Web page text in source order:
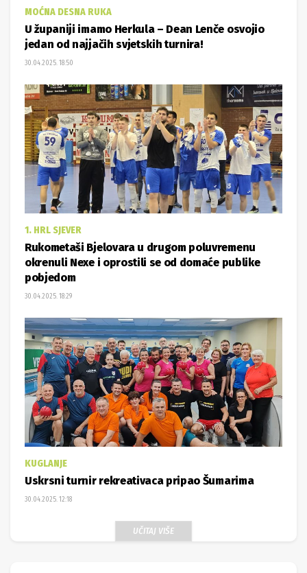
MOĆNA DESNA RUKA
U županiji imamo Herkula – Dean Lenče osvojio
jedan od najjačih svjetskih turnira!
30.04.2025. 18:50
1. HRL SJEVER
Rukometaši Bjelovara u drugom poluvremenu
okrenuli Nexe i oprostili se od domaće publike
pobjedom
30.04.2025. 18:29
KUGLANJE
Uskrsni turnir rekreativaca pripao Šumarima
30.04.2025. 12:18
UČITAJ VIŠE